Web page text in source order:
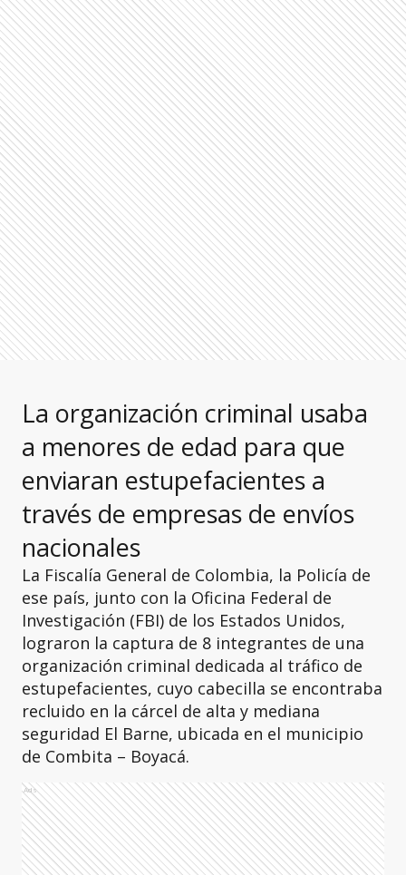
La organización criminal usaba
a menores de edad para que
enviaran estupefacientes a
través de empresas de envíos
nacionales
La Fiscalía General de Colombia, la Policía de
ese país, junto con la Oficina Federal de
Investigación (FBI) de los Estados Unidos,
lograron la captura de 8 integrantes de una
organización criminal dedicada al tráfico de
estupefacientes, cuyo cabecilla se encontraba
recluido en la cárcel de alta y mediana
seguridad El Barne, ubicada en el municipio
de Combita – Boyacá.
Ads